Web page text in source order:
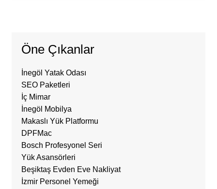
Öne Çıkanlar
İnegöl Yatak Odası
SEO Paketleri
İç Mimar
İnegöl Mobilya
Makaslı Yük Platformu
DPFMac
Bosch Profesyonel Seri
Yük Asansörleri
Beşiktaş Evden Eve Nakliyat
İzmir Personel Yemeği